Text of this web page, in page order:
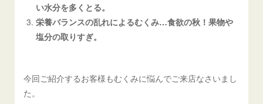
い水分を多くとる。
栄養バランスの乱れによるむくみ…食欲の秋！果物や
塩分の取りすぎ。
今回ご紹介するお客様もむくみに悩んでご来店なさいまし
た。